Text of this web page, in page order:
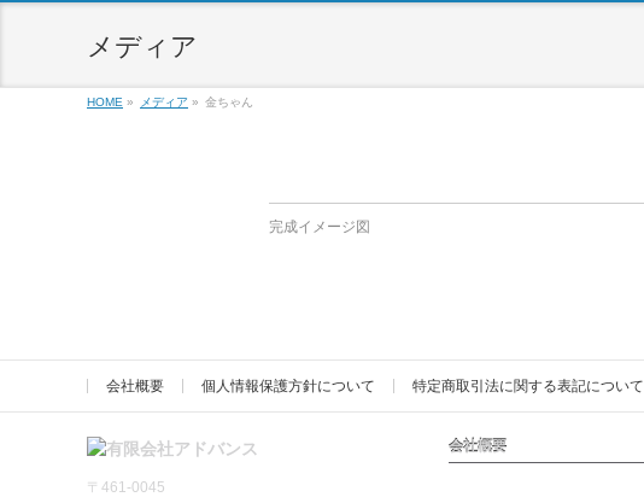
メディア
HOME » メディア » 金ちゃん
完成イメージ図
会社概要 個人情報保護方針について 特定商取引法に関する表記について
〒461-0045
会社概要